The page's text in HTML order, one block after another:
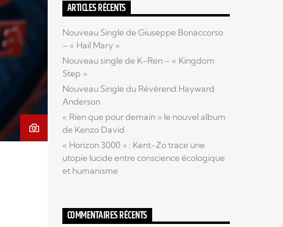
ARTICLES RÉCENTS
Nouveau Single de Giuseppe Bonaccorso
– « Hail Mary »
Nouveau single de K-Ren – « Kingdom
Step »
Nouveau Single du Révérend Hayward
Anderson
« Rien que pour demain » le nouvel album
de Kenzo David
« Horizon 3000 » : Kent-Zo trace une
utopie lucide entre conscience écologique
et humanisme
COMMENTAIRES RÉCENTS